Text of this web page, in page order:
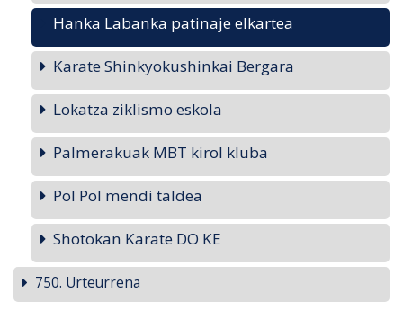
Hanka Labanka patinaje elkartea
Karate Shinkyokushinkai Bergara
Lokatza ziklismo eskola
Palmerakuak MBT kirol kluba
Pol Pol mendi taldea
Shotokan Karate DO KE
750. Urteurrena